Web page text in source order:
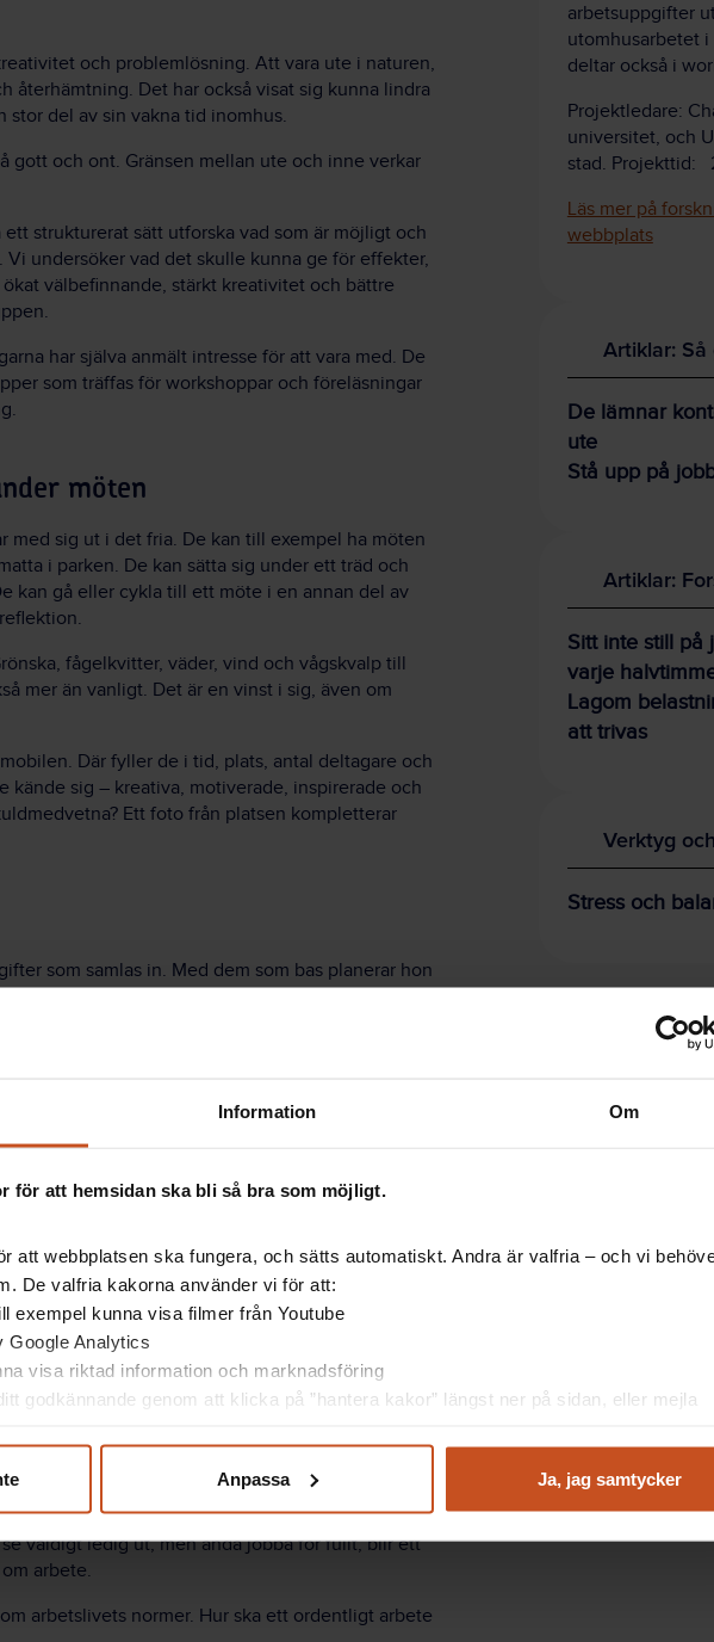
Information Om
för att hemsidan ska bli så bra som möjligt.
att webbplatsen ska fungera, och sätts automatiskt. Andra är valfria – och vi
De valfria kakorna använder vi för att:
exempel kunna visa filmer från Youtube
Google Analytics
visa riktad information och marknadsföring
godkännande genom att klicka på ”hantera kakor” längst ner på sidan, eller mejla
Anpassa Ja, jag samtycker
och problemlösning. Att vara ute i naturen,
återhämtning. Det har också visat sig kunna lindra
stor del av sin vakna tid inomhus.
gott och ont. Gränsen mellan ute och inne verkar
strukturerat sätt utforska vad som är möjligt och
Vi undersöker vad det skulle kunna ge för effekter,
välbefinnande, stärkt kreativitet och bättre
har själva anmält intresse för att vara med. De
som träffas för workshoppar och föreläsningar
möten
med sig ut i det fria. De kan till exempel ha möten
i parken. De kan sätta sig under ett träd och
kan gå eller cykla till ett möte i en annan del av
fågelkvitter, väder, vind och vågskvalp till
mer än vanligt. Det är en vinst i sig, även om
Där fyller de i tid, plats, antal deltagare och
kände sig – kreativa, motiverade, inspirerade och
Ett foto från platsen kompletterar
som samlas in. Med dem som bas planerar hon
doktorera. Hon hoppas att Stick Ut-projektet ska
finns vinster med att gå ut, i hur vi fungerar
antal typ-arbetsuppgifter, som visat sig passa för
stöd, eller ergonomisk anpassning, som
och förväntningar synliga. Det var deltagarna
med i appen, där de registrerar sitt
okej att gå ut. För vissa känns det som att de
är som att de har det för bra, säger Charlotte
plats vid skrivbordet och att arbeta. Ändå vet de
väldigt ledig ut, men ändå jobba för fullt, blir ett
arbete.
arbetslivets normer. Hur ska ett ordentligt arbete
arbetsuppgifter
utomhusarbetet i
deltar också i
Projektledare:
universitet, och
stad. Projekttid:
Läs mer på
webbplats
Artiklar: Så
De lämnar
ute
Stå upp på
Artiklar:
Sitt inte still på
varje
Lagom
att trivas
Verktyg
Stress och